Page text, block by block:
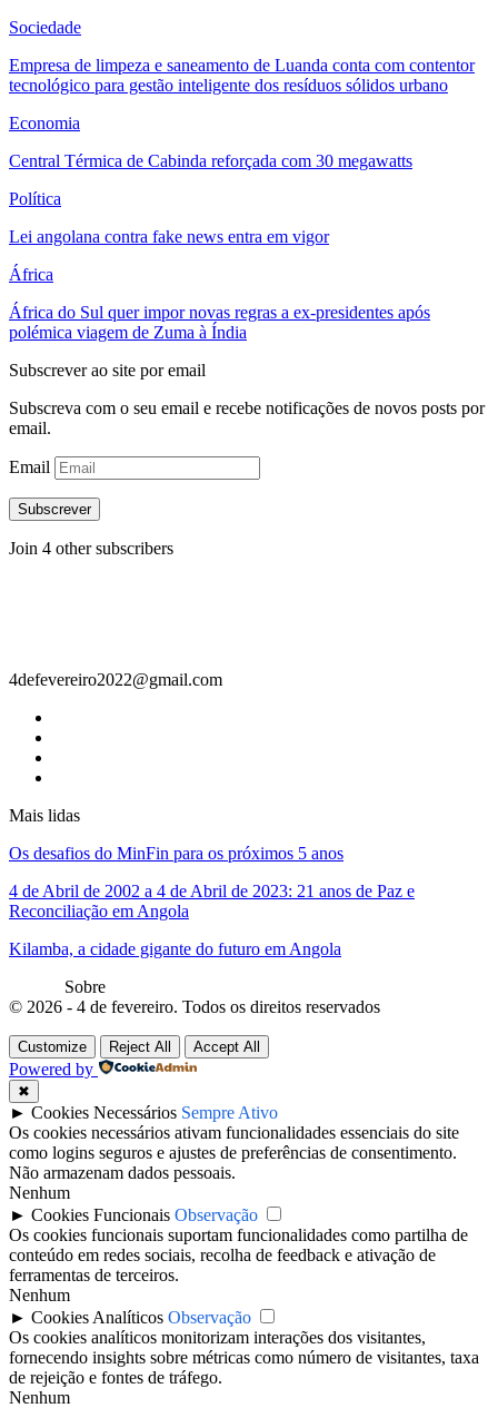
Sociedade
Empresa de limpeza e saneamento de Luanda conta com contentor
tecnológico para gestão inteligente dos resíduos sólidos urbano
Economia
Central Térmica de Cabinda reforçada com 30 megawatts
Política
Lei angolana contra fake news entra em vigor
África
África do Sul quer impor novas regras a ex-presidentes após
polémica viagem de Zuma à Índia
Subscrever ao site por email
Subscreva com o seu email e recebe notificações de novos posts por
email.
Email
Subscrever
Join 4 other subscribers
4defevereiro2022@gmail.com
Mais lidas
Os desafios do MinFin para os próximos 5 anos
4 de Abril de 2002 a 4 de Abril de 2023: 21 anos de Paz e
Reconciliação em Angola
Kilamba, a cidade gigante do futuro em Angola
Sobre
© 2026 - 4 de fevereiro. Todos os direitos reservados
Customize Reject All Accept All
Powered by
✖
► Cookies Necessários Sempre Ativo
Os cookies necessários ativam funcionalidades essenciais do site
como logins seguros e ajustes de preferências de consentimento.
Não armazenam dados pessoais.
Nenhum
► Cookies Funcionais Observação
Os cookies funcionais suportam funcionalidades como partilha de
conteúdo em redes sociais, recolha de feedback e ativação de
ferramentas de terceiros.
Nenhum
► Cookies Analíticos Observação
Os cookies analíticos monitorizam interações dos visitantes,
fornecendo insights sobre métricas como número de visitantes, taxa
de rejeição e fontes de tráfego.
Nenhum